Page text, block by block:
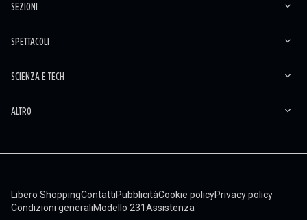
SEZIONI
SPETTACOLI
SCIENZA E TECH
ALTRO
Libero ShoppingContattiPubblicitàCookie policyPrivacy policy
Condizioni generaliModello 231Assistenza